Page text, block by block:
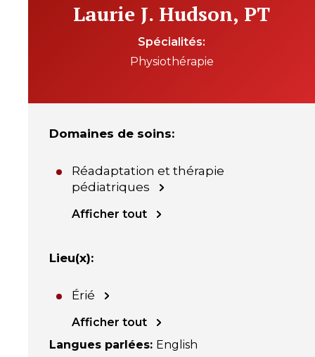
Laurie J. Hudson, PT
Spécialités
Physiothérapie
Domaines de soins:
Réadaptation et thérapie
pédiatriques
Afficher tout
Lieu(x):
Érié
Afficher tout
Langues parlées: English